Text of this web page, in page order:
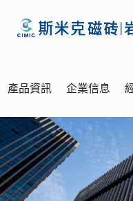
產品資訊 企業信息
銷售網絡 展廳鑒賞